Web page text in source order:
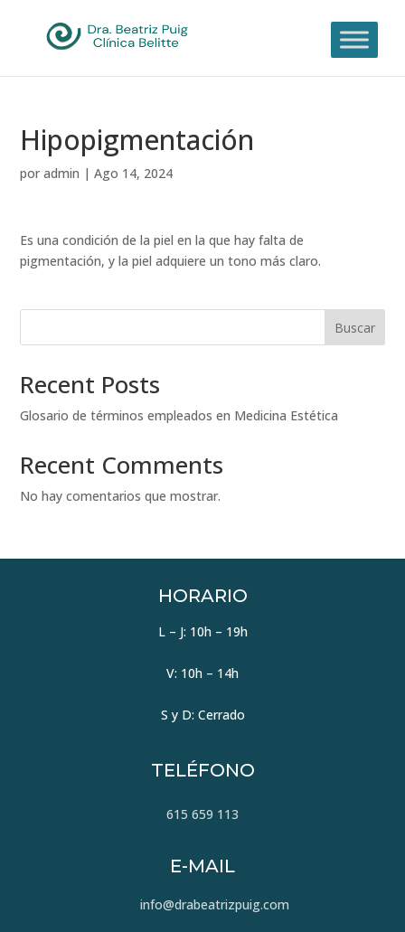
Hipopigmentación
poradmin |Ago 14, 2024
Es una condición de la piel en la que hay falta de
pigmentación, y la piel adquiere un tono más claro.
Buscar
Recent Posts
Glosario de términos empleados en Medicina Estética
Recent Comments
No hay comentarios que mostrar.
HORARIO
L – J: 10h – 19h
V: 10h – 14h
S y D: Cerrado
TELÉFONO
615 659 113
E-MAIL
info@drabeatrizpuig.com